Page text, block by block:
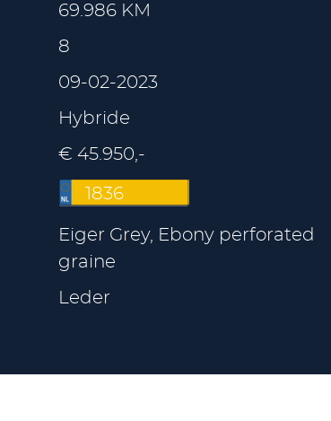
69.986 KM
8
09-02-2023
Hybride
€ 45.950,-
1836
Eiger Grey, Ebony perforated
graine
Leder